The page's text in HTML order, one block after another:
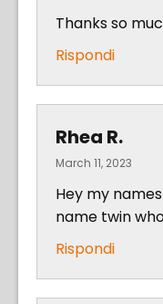
Thanks so
Rispondi
Rhea R.
March 11, 2023
Hey my
name twin
Rispondi